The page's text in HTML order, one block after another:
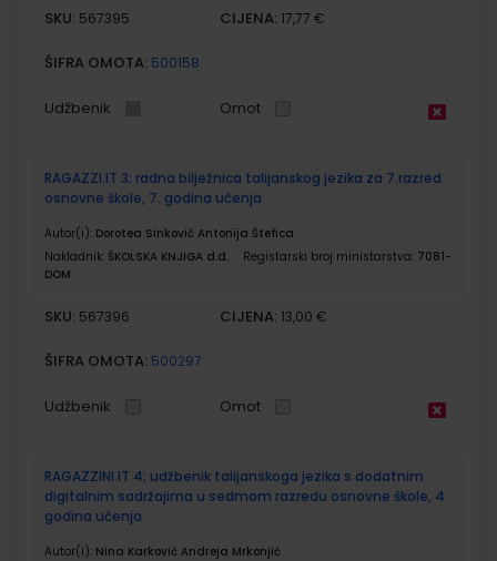
SKU: 567395 CIJENA: 17,77 €
ŠIFRA OMOTA: 500158
Udžbenik Omot
RAGAZZI.IT 3; radna bilježnica talijanskog jezika za 7.razred
osnovne škole, 7. godina učenja
Autor(i): Dorotea Sinković Antonija Štefica
Nakladnik: ŠKOLSKA KNJIGA d.d. Registarski broj ministarstva: 7081-
DOM
SKU: 567396 CIJENA: 13,00 €
ŠIFRA OMOTA: 500297
Udžbenik Omot
RAGAZZINI.IT 4; udžbenik talijanskoga jezika s dodatnim
digitalnim sadržajima u sedmom razredu osnovne škole, 4.
godina učenja
Autor(i): Nina Karković Andreja Mrkonjić